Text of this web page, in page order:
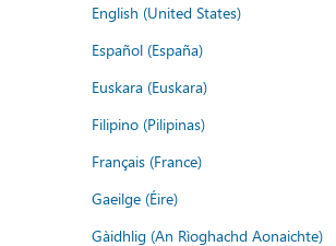
English (United States)
Español (España)
Euskara (Euskara)
Filipino (Pilipinas)
Français (France)
Gaeilge (Éire)
Gàidhlig (An Rìoghachd Aonaichte)